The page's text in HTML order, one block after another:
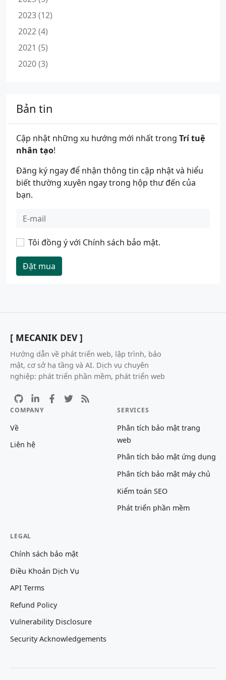
2023 (12)
2022 (4)
2021 (5)
2020 (3)
Bản tin
Cập nhật những xu hướng mới nhất trong Trí tuệ
nhân tạo!
Đăng ký ngay để nhận thông tin cập nhật và hiểu
biết thường xuyên ngay trong hộp thư đến của
bạn.
Tôi đồng ý với Chính sách bảo mật.
Đặt mua
[ MECANIK DEV ]
Hướng dẫn về phát triển web, lập trình, bảo
mật, cơ sở hạ tầng và AI. Dịch vụ chuyên
nghiệp: phát triển phần mềm, phát triển web
COMPANY
Về
Liên hệ
SERVICES
Phân tích bảo mật trang
web
Phân tích bảo mật ứng dụng
Phân tích bảo mật máy chủ
Kiểm toán SEO
Phát triển phần mềm
LEGAL
Chính sách bảo mật
Điều Khoản Dịch Vụ
API Terms
Refund Policy
Vulnerability Disclosure
Security Acknowledgements